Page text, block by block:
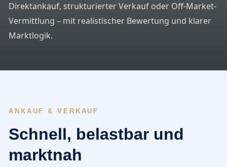
Direktankauf, strukturierter Verkauf oder Off-Market-
Vermittlung – mit realistischer Bewertung und klarer
Marktlogik.
ANKAUF & VERKAUF
Schnell, belastbar und
marktnah